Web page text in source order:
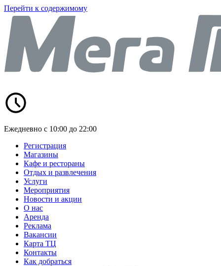
Перейти к содержимому
Ежедневно с 10:00 до 22:00
Регистрация
Магазины
Кафе и рестораны
Отдых и развлечения
Услуги
Мероприятия
Новости и акции
О нас
Аренда
Реклама
Вакансии
Карта ТЦ
Контакты
Как добраться